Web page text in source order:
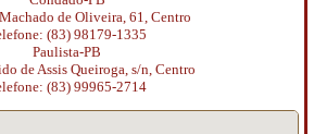
de Oliveira, 61, Centro
(83) 98179-1335
Paulista-PB
de Assis Queiroga, s/n, Centro
(83) 99965-2714